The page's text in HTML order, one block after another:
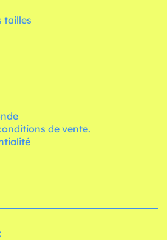
tailles
de vente.